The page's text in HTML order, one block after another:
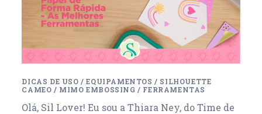
DICAS DE USO /EQUIPAMENTOS / SILHOUETTE
CAMEO / MIMO EMBOSSING / FERRAMENTAS
Olá, Sil Lover! Eu sou a Thiara Ney, do Time de